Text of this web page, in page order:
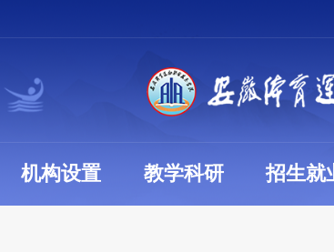
机构设置 教学科研 招生就